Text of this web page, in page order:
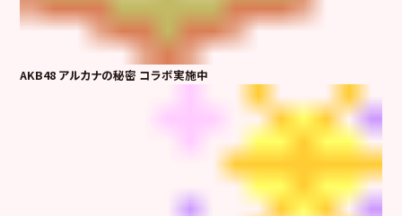
AKB48 アルカナの秘密 コラボ実施中